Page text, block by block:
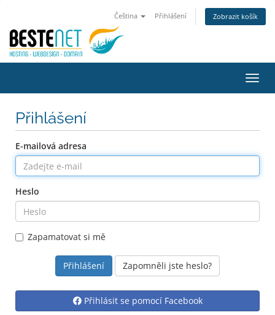
Čeština Přihlášení Zobrazit košík
Přihlášení
E-mailová adresa
Heslo
Zapamatovat si mě
Zapomněli jste heslo?
Přihlásit se pomocí Facebook